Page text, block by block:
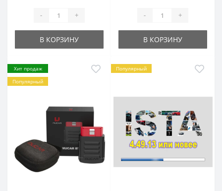
- +
В КОРЗИНУ
- +
В КОРЗИНУ
Хит продаж
Популярный
Популярный